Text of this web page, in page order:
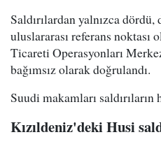
Saldırılardan yalnızca
uluslararası referans
Ticareti Operasyonları
bağımsız olarak doğrulandı.
Suudi makamları
Kızıldeniz'deki Husi